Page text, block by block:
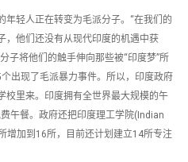
年轻人正在转变为毛派分子。“在我们的
，他们还没有从现代印度的机遇中获
子将他们的触手伸向那些被“印度梦”所
出现了毛派暴力事件。所以，印度政府
校里来。印度拥有全世界最大规模的午
午餐。政府还把印度理工学院(Indian
增加到16所，目前还计划建立14所专注